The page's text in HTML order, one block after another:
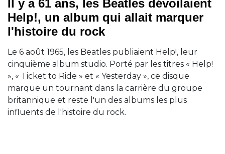
Il y a 61 ans, les Beatles dévoilaient
Help!, un album qui allait marquer
l'histoire du rock
Le 6 août 1965, les Beatles publiaient Help!, leur
cinquième album studio. Porté par les titres « Help!
», « Ticket to Ride » et « Yesterday », ce disque
marque un tournant dans la carrière du groupe
britannique et reste l'un des albums les plus
influents de l'histoire du rock.